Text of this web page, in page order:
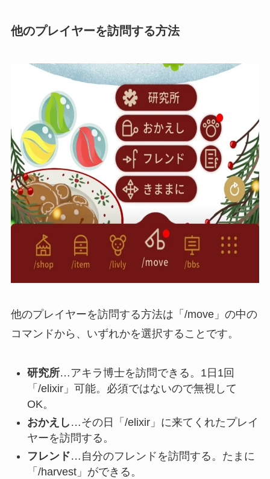
他のプレイヤーを訪問する方法
他のプレイヤーを訪問する方法は「/move」の中の
コマンドから、いずれかを選択することです。
研究所…アキラ博士を訪問できる。1日1回
「/elixir」可能。必須ではないので無視して
OK。
おかえし …その日「/elixir」に来てくれたプレイ
ヤーを訪問する。
フレンド…自分のフレンドを訪問する。たまに
「/harvest」ができる。